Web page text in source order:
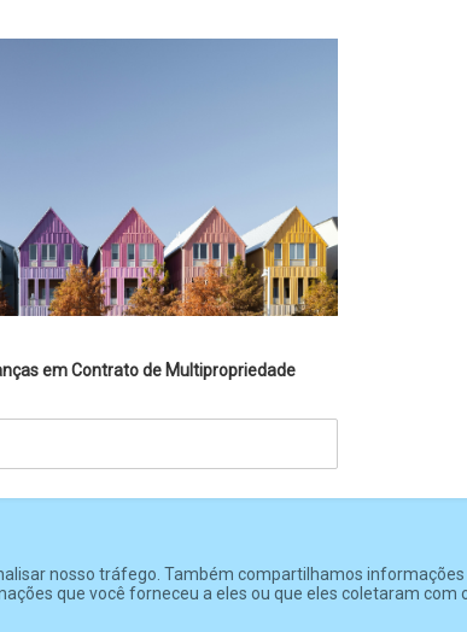
em Contrato de Multipropriedade
nosso tráfego. Também compartilhamos
que você forneceu a eles ou que eles coletaram com